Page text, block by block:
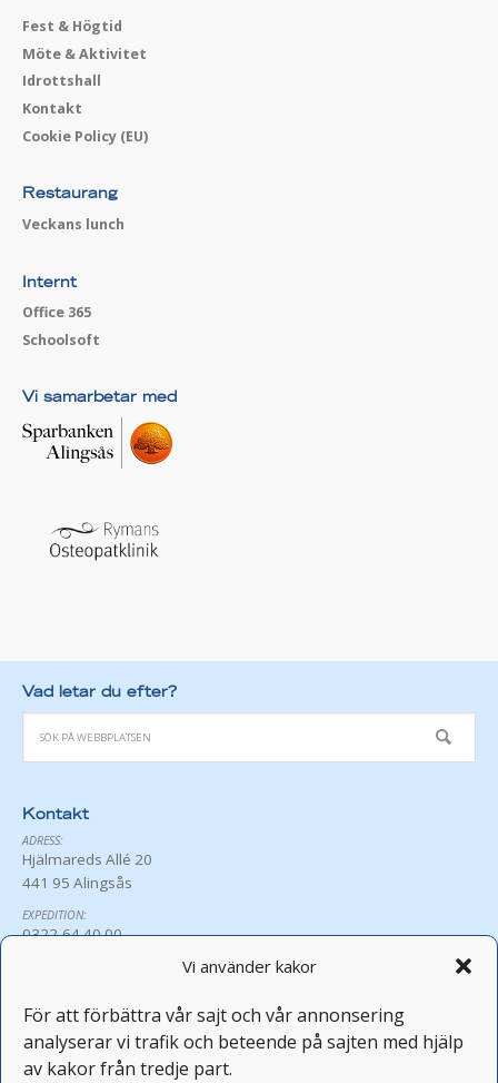
Vi använder kakor
För att förbättra vår sajt och vår annonsering
analyserar vi trafik och beteende på sajten med hjälp
av kakor från tredje part.
Fest & Högtid
Möte & Aktivitet
Idrottshall
Kontakt
Cookie Policy (EU)
Restaurang
Veckans lunch
Internt
Office 365
Schoolsoft
Vi samarbetar med
Vad letar du efter?
Kontakt
ADRESS:
Hjälmareds Allé 20
441 95 Alingsås
EXPEDITION:
0322-64 40 00
Må-Fr 8:30-16:00
Avvikande öppettider
PERSONAL: